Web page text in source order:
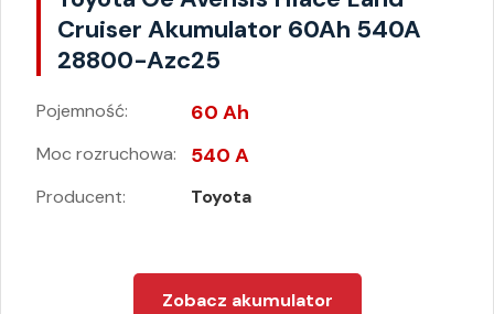
Cruiser Akumulator 60Ah 540A
28800-Azc25
Pojemność: 60 Ah
Moc rozruchowa: 540 A
Producent: Toyota
Zobacz akumulator